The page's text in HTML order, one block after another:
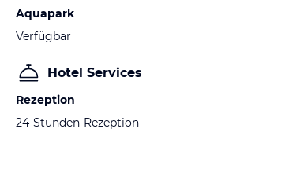
Aquapark
Verfügbar
Hotel Services
Rezeption
24-Stunden-Rezeption